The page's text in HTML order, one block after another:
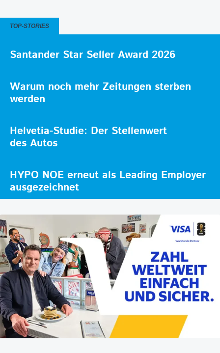
TOP-STORIES
Santander Star Seller Award 2026
Warum noch mehr Zeitungen sterben
werden
Helvetia-Studie: Der Stellenwert
des Autos
HYPO NOE erneut als Leading Employer
ausgezeichnet